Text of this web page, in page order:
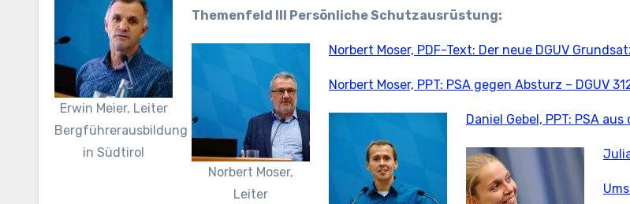
Erwin Meier, Leiter
Bergführerausbildung
in Südtirol
Themenfeld III Persönliche Schutzausrüstung:
Norbert Moser,
Leiter
Norbert Moser, PDF-Text: Der neue DGUV
Norbert Moser, PPT: PSA gegen Absturz – DGUV
Daniel Gebel, PPT: PSA